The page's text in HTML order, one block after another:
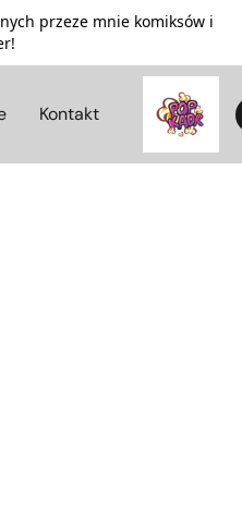
przeze mnie komiksów i
Kontakt